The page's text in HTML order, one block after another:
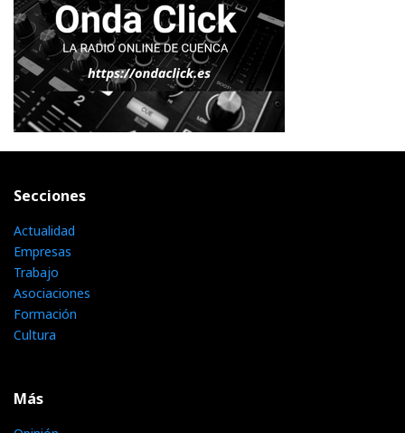
Secciones
Actualidad
Empresas
Trabajo
Asociaciones
Formación
Cultura
Más